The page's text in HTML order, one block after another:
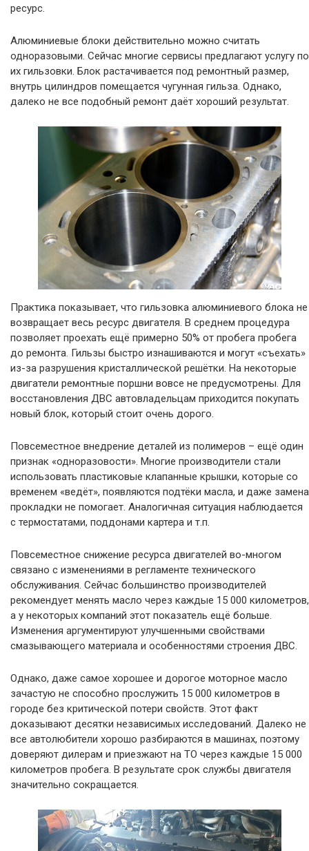
ресурс.
Алюминиевые блоки действительно можно считать
одноразовыми. Сейчас многие сервисы предлагают услугу по
их гильзовки. Блок растачивается под ремонтный размер,
внутрь цилиндров помещается чугунная гильза. Однако,
далеко не все подобный ремонт даёт хороший результат.
Практика показывает, что гильзовка алюминиевого блока не
возвращает весь ресурс двигателя. В среднем процедура
позволяет проехать ещё примерно 50% от пробега пробега
до ремонта. Гильзы быстро изнашиваются и могут «съехать»
из-за разрушения кристаллической решётки. На некоторые
двигатели ремонтные поршни вовсе не предусмотрены. Для
восстановления ДВС автовладельцам приходится покупать
новый блок, который стоит очень дорого.
Повсеместное внедрение деталей из полимеров – ещё один
признак «одноразовости». Многие производители стали
использовать пластиковые клапанные крышки, которые со
временем «ведёт», появляются подтёки масла, и даже замена
прокладки не помогает. Аналогичная ситуация наблюдается
с термостатами, поддонами картера и т.п.
Повсеместное снижение ресурса двигателей во-многом
связано с изменениями в регламенте технического
обслуживания. Сейчас большинство производителей
рекомендует менять масло через каждые 15 000 километров,
а у некоторых компаний этот показатель ещё больше.
Изменения аргументируют улучшенными свойствами
смазывающего материала и особенностями строения ДВС.
Однако, даже самое хорошее и дорогое моторное масло
зачастую не способно прослужить 15 000 километров в
городе без критической потери свойств. Этот факт
доказывают десятки независимых исследований. Далеко не
все автолюбители хорошо разбираются в машинах, поэтому
доверяют дилерам и приезжают на ТО через каждые 15 000
километров пробега. В результате срок службы двигателя
значительно сокращается.